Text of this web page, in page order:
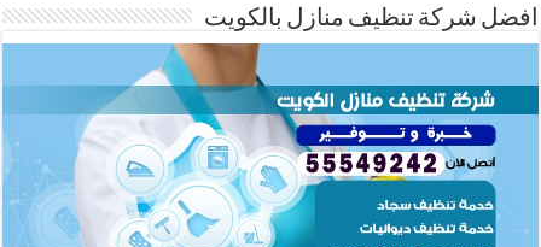
افضل شركة تنظيف منازل بالكويت